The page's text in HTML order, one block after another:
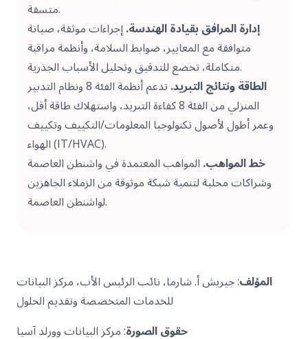
متسقة.
إدارة المرافق بقيادة الهندسة. إجراءات موثقة، صيانة
متوافقة مع المعايير، ضوابط السلامة، وأنظمة مراقبة
متكاملة، تخضع للتدقيق وتحليل الأسباب الجذرية.
الطاقة ونتائج التبريد.
تدعم أنظمة الفئة 8 ونظام التدبير
المنزلي من الفئة 8 كفاءة التبريد، واستهلاك طاقة أقل،
وعمر أطول لأصول تكنولوجيا المعلومات/التكييف وتكييف
الهواء (IT/HVAC).
خط المواهب. المواهب المعتمدة في واشنطن العاصمة
وشراكات محلية لتنمية شبكة موثوقة من الزملاء الجاهزين
لواشنطن العاصمة.
المؤلف: جيريش أ. شارما، نائب الرئيس الأب، مركز البيانات
للخدمات المتخصصة وتقديم الحلول
حقوق الصورة: مركز البيانات وورلد آسيا